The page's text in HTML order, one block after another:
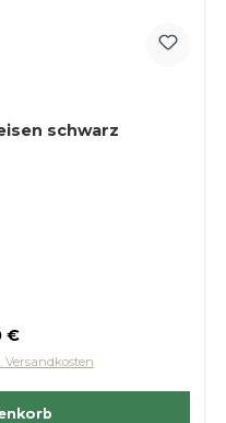
Gusseisen schwarz
Preis:
€
Versandkosten